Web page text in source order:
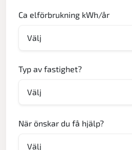
Ca elförbrukning kWh/år
Typ av fastighet?
När önskar du få hjälp?